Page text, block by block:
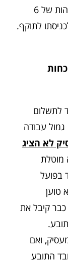
הוראות התיקון לחוק, ניתנה למעסיקים שהות של 6
לתוקף.
לתשלום
עבודה
לא הציג
מוטלת
בפועל
טוען
קיבל את
ואם
התובע